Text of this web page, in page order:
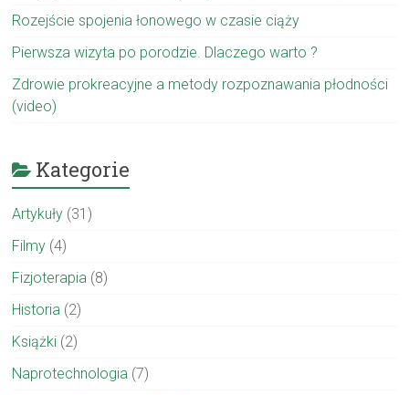
Rozejście spojenia łonowego w czasie ciąży
Pierwsza wizyta po porodzie. Dlaczego warto ?
Zdrowie prokreacyjne a metody rozpoznawania płodności
(video)
Kategorie
Artykuły (31)
Filmy (4)
Fizjoterapia (8)
Historia (2)
Książki (2)
Naprotechnologia (7)